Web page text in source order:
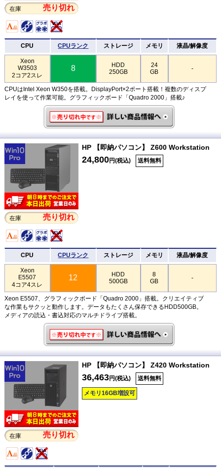
在庫 売り切れ
CPU CPUランク ストレージ メモリ 液晶/解像度
Xeon
W3503
2コア2スレ
8
HDD
250GB
24
GB
-
CPUはIntel Xeon W350を搭載。DisplayPort×2ポート搭載！複数のディスプ
レイを使って作業可能。グラフィックボード「Quadro 2000」搭載♪
在庫 売り切れ
HP 【即納パソコン】 Z600 Workstation
24,800円(税込) 送料無料
CPU CPUランク ストレージ メモリ 液晶/解像度
Xeon
E5507
4コア4スレ
12
HDD
500GB
8
GB
-
Xeon E5507、グラフィックボード「Quadro 2000」搭載。クリエイティブ
な作業もサクッと動作します。データもたくさん保存できるHDD500GB。
メディアの読込・書込対応のマルチドライブ搭載。
在庫 売り切れ
HP 【即納パソコン】 Z420 Workstation
36,463円(税込) 送料無料
メモリ16GB増設可